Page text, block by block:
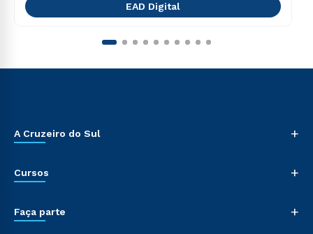
EAD Digital
A Cruzeiro do Sul +
Cursos +
Faça parte +